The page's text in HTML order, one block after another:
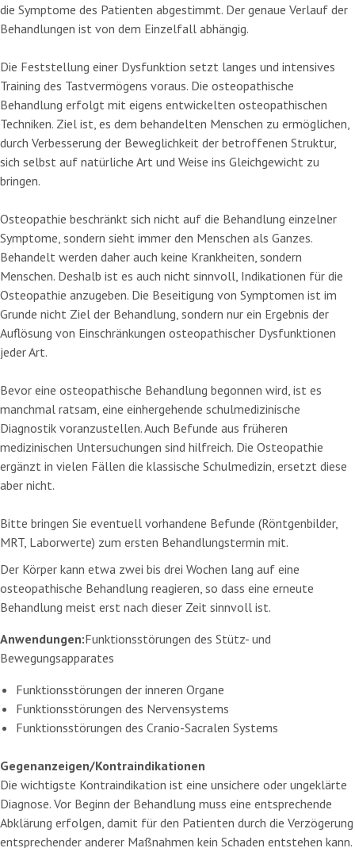
die Symptome des Patienten abgestimmt. Der genaue Verlauf der
Behandlungen ist von dem Einzelfall abhängig.
Die Feststellung einer Dysfunktion setzt langes und intensives
Training des Tastvermögens voraus. Die osteopathische
Behandlung erfolgt mit eigens entwickelten osteopathischen
Techniken. Ziel ist, es dem behandelten Menschen zu ermöglichen,
durch Verbesserung der Beweglichkeit der betroffenen Struktur,
sich selbst auf natürliche Art und Weise ins Gleichgewicht zu
bringen.
Osteopathie beschränkt sich nicht auf die Behandlung einzelner
Symptome, sondern sieht immer den Menschen als Ganzes.
Behandelt werden daher auch keine Krankheiten, sondern
Menschen. Deshalb ist es auch nicht sinnvoll, Indikationen für die
Osteopathie anzugeben. Die Beseitigung von Symptomen ist im
Grunde nicht Ziel der Behandlung, sondern nur ein Ergebnis der
Auflösung von Einschränkungen osteopathischer Dysfunktionen
jeder Art.
Bevor eine osteopathische Behandlung begonnen wird, ist es
manchmal ratsam, eine einhergehende schulmedizinische
Diagnostik voranzustellen. Auch Befunde aus früheren
medizinischen Untersuchungen sind hilfreich. Die Osteopathie
ergänzt in vielen Fällen die klassische Schulmedizin, ersetzt diese
aber nicht.
Bitte bringen Sie eventuell vorhandene Befunde (Röntgenbilder,
MRT, Laborwerte) zum ersten Behandlungstermin mit.
Der Körper kann etwa zwei bis drei Wochen lang auf eine
osteopathische Behandlung reagieren, so dass eine erneute
Behandlung meist erst nach dieser Zeit sinnvoll ist.
Anwendungen:Funktionsstörungen des Stütz- und
Bewegungsapparates
Funktionsstörungen der inneren Organe
Funktionsstörungen des Nervensystems
Funktionsstörungen des Cranio-Sacralen Systems
Gegenanzeigen/Kontraindikationen
Die wichtigste Kontraindikation ist eine unsichere oder ungeklärte
Diagnose. Vor Beginn der Behandlung muss eine entsprechende
Abklärung erfolgen, damit für den Patienten durch die Verzögerung
entsprechender anderer Maßnahmen kein Schaden entstehen kann.